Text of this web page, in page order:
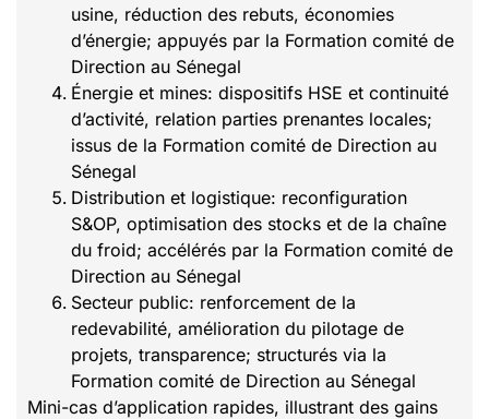
usine, réduction des rebuts, économies
d’énergie; appuyés par la Formation comité de
Direction au Sénegal
Énergie et mines: dispositifs HSE et continuité
d’activité, relation parties prenantes locales;
issus de la Formation comité de Direction au
Sénegal
Distribution et logistique: reconfiguration
S&OP, optimisation des stocks et de la chaîne
du froid; accélérés par la Formation comité de
Direction au Sénegal
Secteur public: renforcement de la
redevabilité, amélioration du pilotage de
projets, transparence; structurés via la
Formation comité de Direction au Sénegal
Mini-cas d’application rapides, illustrant des gains